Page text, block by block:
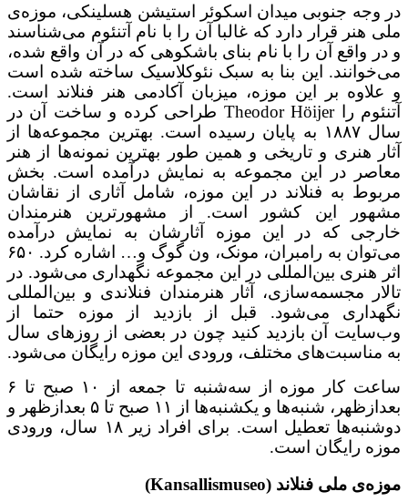
در وجه جنوبی میدان اسکوئر استیشن هسلینکی، موزه‌ی
ملی هنر قرار دارد که غالبا آن را با نام آتنئوم می‌شناسند
و در واقع آن را با نام بنای باشکوهی که در آن واقع شده،
می‌خوانند. این بنا به سبک نئوکلاسیک ساخته شده است
و علاوه بر این موزه، میزبان آکادمی هنر فنلاند است.
آتنئوم را Theodor Höijer طراحی کرده و ساخت آن در
سال ۱۸۸۷ به پایان رسیده است. بهترین مجموعه‌ها از
آثار هنری و تاریخی و همین طور بهترین نمونه‌ها از هنر
معاصر در این مجموعه به نمایش درآمده است. بخش
مربوط به فنلاند در این موزه، شامل آثاری از نقاشان
مشهور این کشور است. از مشهورترین هنرمندان
خارجی که در این موزه آثارشان به نمایش درآمده
می‌توان به رامبران، مونک، ون گوگ و… اشاره کرد. ۶۵۰
اثر هنری بین‌المللی در این مجموعه نگهداری می‌شود. در
تالار مجسمه‌سازی، آثار هنرمندان فنلاندی و بین‌المللی
نگهداری می‌شود. قبل از بازدید از موزه حتما از
وب‌سایت آن بازدید کنید چون در بعضی از روزهای سال
به مناسبت‌های مختلف، ورودی این موزه رایگان می‌شود.
ساعت کار موزه از سه‌شنبه تا جمعه از ۱۰ صبح تا ۶
بعدازظهر، شنبه‌ها و یکشنبه‌ها از ۱۱ صبح تا ۵ بعدازظهر و
دوشنبه‌ها تعطیل است. برای افراد زیر ۱۸ سال، ورودی
موزه رایگان است.
موزه‌ی ملی فنلاند (Kansallismuseo)